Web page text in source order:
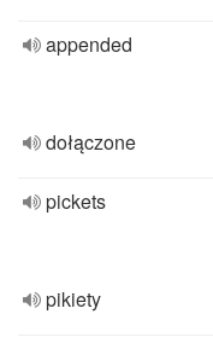
appended
dołączone
pickets
pikiety